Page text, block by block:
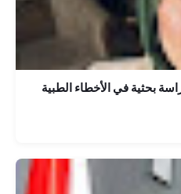
بحثية في الأخطاء الطبية